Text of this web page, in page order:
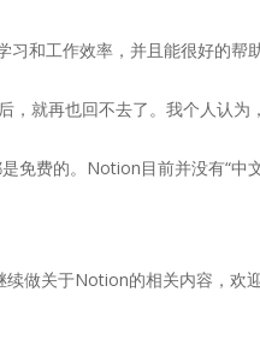
工作效率，并且能很好的帮
，就再也回不去了。我个人认为
费的。Notion目前并没有“中
做关于Notion的相关内容，欢迎